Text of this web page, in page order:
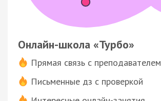
Онлайн-школа «Турбо»
Прямая связь с преподавателем
Письменные дз с проверкой